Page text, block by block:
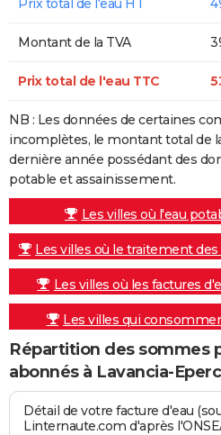
Montant de la TVA
Prix total de l'eau TTC
NB : Les données de certaines
incomplètes, le montant total de
dernière année possédant des
potable et assainissement.
Les villes où l'eau
Les villes où le traitement
Les villes où les factures
Les villes qui
Répartition des sommes
abonnés à Lavancia-
Détail de votre facture d'eau
Linternaute.com d'après